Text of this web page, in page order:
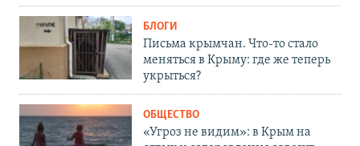
БЛОГИ
Письма крымчан. Что-то стало
меняться в Крыму: где же теперь
укрыться?
ОБЩЕСТВО
«Угроз не видим»: в Крым на